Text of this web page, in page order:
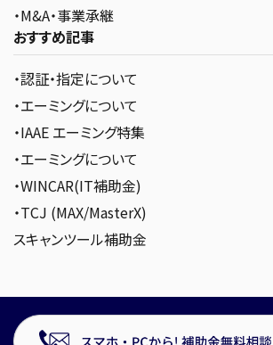
・M&A・事業承継
おすすめ記事
・認証・指定について
・エーミングについて
・IAAE エーミング特集
・エーミングについて
・WINCAR(IT補助金)
・TCJ (MAX/MasterX)
スキャンツール補助金